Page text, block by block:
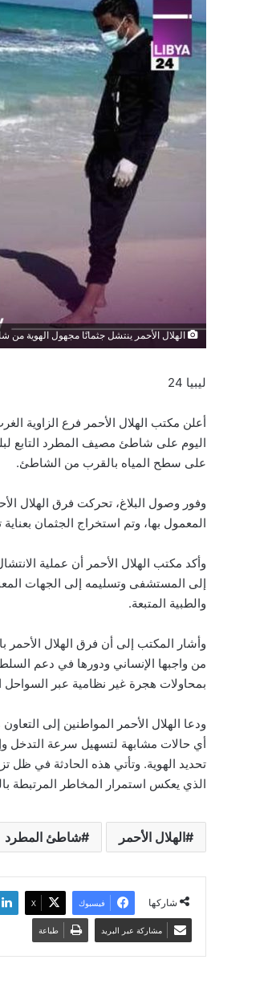
الهلال الأحمر ينتشل جثمانًا مجهول الهوية
ليبيا 24
أعلن مكتب الهلال الأحمر فرع الزاوية
اليوم على شاطئ مصيف المطرد التابع
على سطح المياه بالقرب من الشاطئ.
وفور وصول البلاغ، تحركت فرق الهلال
المعمول بها، وتم استخراج الجثمان
وأكد مكتب الهلال الأحمر أن عملية
إلى المستشفى وتسليمه إلى الجهات
والطبية المتبعة.
وأشار المكتب إلى أن فرق الهلال الأحمر
من واجبها الإنساني ودورها في دعم
بمحاولات هجرة غير نظامية عبر السواحل
ودعا الهلال الأحمر المواطنين إلى
أي حالات مشابهة لتسهيل سرعة التدخل
تحديد الهوية. وتأتي هذه الحادثة في ظل
الذي يعكس استمرار المخاطر المرتبطة
الهلال الأحمر شاطئ المطرد
شاركها فيسبوك ‫X
مشاركة عبر البريد طباعة